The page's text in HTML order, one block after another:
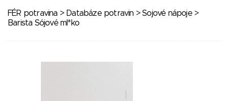
FÉR potravina > Databáze potravin >Sojové nápoje>
Barista Sójové ml*ko